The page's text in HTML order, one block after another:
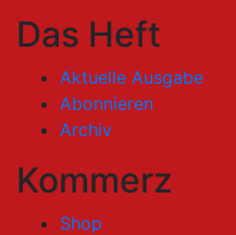
Das Heft
Aktuelle Ausgabe
Abonnieren
Archiv
Kommerz
Shop